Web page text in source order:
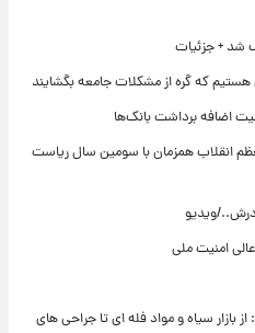
+ جزئیات
که گره از مشکلات جامعه بگشایند
‌برداشت بانک‌ها
انقلاب همزمان با سومین سال ریاست
ویدیو
امنیت ملی
سیاه و مواد فله ای تا جراحی های